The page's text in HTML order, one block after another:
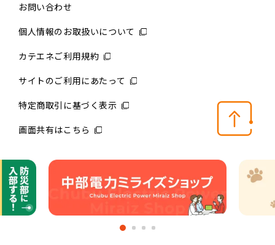
お問い合わせ
個人情報のお取扱いについて
カテエネご利用規約
サイトのご利用にあたって
特定商取引に基づく表示
画面共有はこちら